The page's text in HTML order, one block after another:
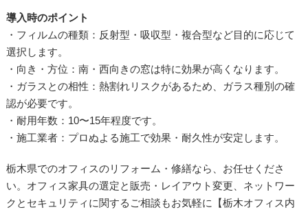
導入時のポイント
・フィルムの種類：反射型・吸収型・複合型など目的に応じて
選択します。
・向き・方位：南・西向きの窓は特に効果が高くなります。
・ガラスとの相性：熱割れリスクがあるため、ガラス種別の確
認が必要です。
・耐用年数：10〜15年程度です。
・施工業者：プロぬよる施工で効果・耐久性が安定します。
栃木県でのオフィスのリフォーム・修繕なら、お任せくださ
い。オフィス家具の選定と販売・レイアウト変更、ネットワー
クとセキュリティに関するご相談もお気軽に【栃木オフィス内